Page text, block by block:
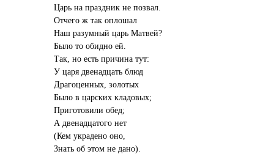
Царь на праздник не позвал.
Отчего ж так оплошал
Наш разумный царь Матвей?
Было то обидно ей.
Так, но есть причина тут:
У царя двенадцать блюд
Драгоценных, золотых
Было в царских кладовых;
Приготовили обед;
А двенадцатого нет
(Кем украдено оно,
Знать об этом не дано).